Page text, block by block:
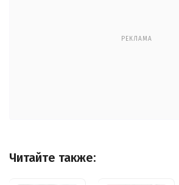
РЕКЛАМА
Читайте также: